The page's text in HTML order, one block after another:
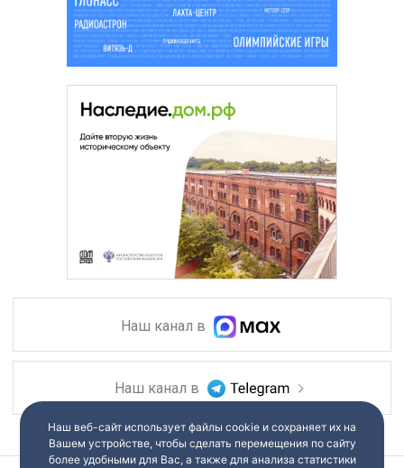
Наш канал в
Наш канал в
Наш веб-сайт использует файлы cookie и сохраняет их на
Вашем устройстве, чтобы сделать перемещения по сайту
более удобными для Вас, а также для анализа статистики